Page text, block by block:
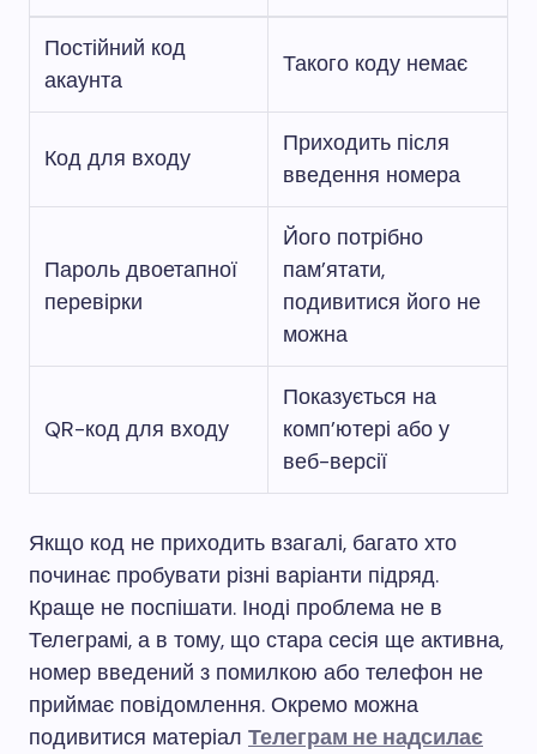
Постійний код
акаунта
Такого коду немає
Код для входу
Приходить після
введення номера
Пароль двоетапної
перевірки
Його потрібно
пам’ятати,
подивитися його не
можна
QR-код для входу
Показується на
комп’ютері або у
веб-версії
Якщо код не приходить взагалі, багато хто
починає пробувати різні варіанти підряд.
Краще не поспішати. Іноді проблема не в
Телеграмі, а в тому, що стара сесія ще активна,
номер введений з помилкою або телефон не
приймає повідомлення. Окремо можна
подивитися матеріал Телеграм не надсилає